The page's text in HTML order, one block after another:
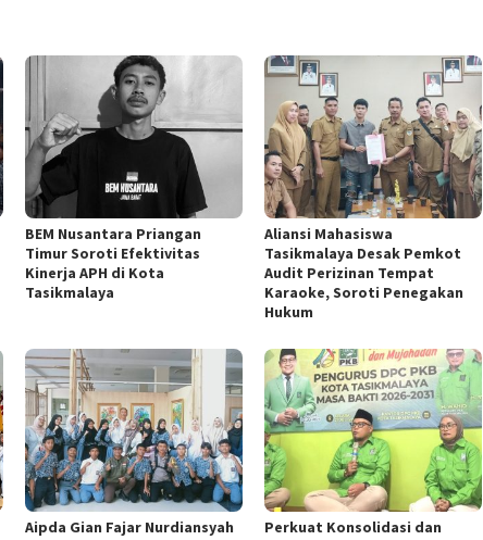
BEM Nusantara Priangan
Timur Soroti Efektivitas
Kinerja APH di Kota
Tasikmalaya
Aliansi Mahasiswa
Tasikmalaya Desak Pemkot
Audit Perizinan Tempat
Karaoke, Soroti Penegakan
Hukum
Aipda Gian Fajar Nurdiansyah
Perkuat Konsolidasi dan